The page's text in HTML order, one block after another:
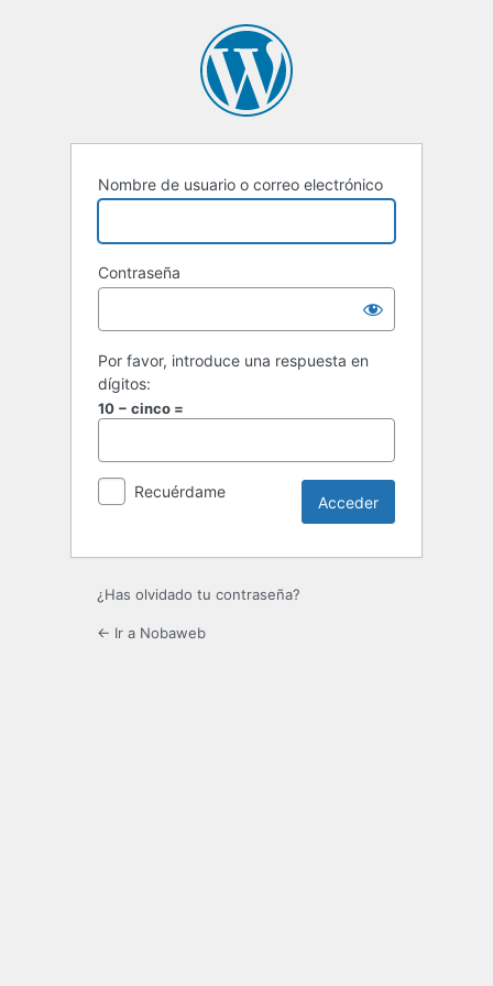
Nombre de usuario o correo electrónico
Contraseña
Por favor, introduce una respuesta en
dígitos:
10 − cinco =
Recuérdame
¿Has olvidado tu contraseña?
← Ir a Nobaweb